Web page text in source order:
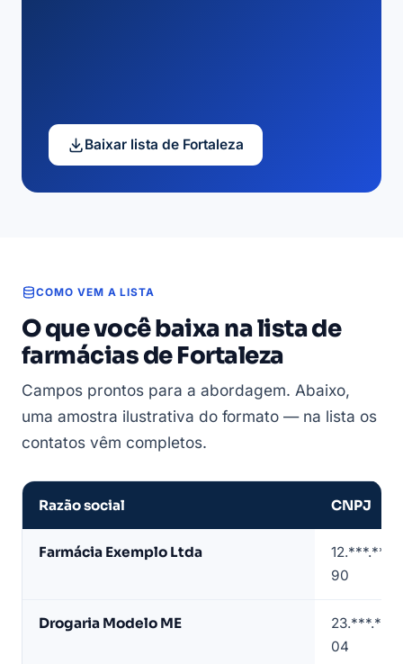
Baixar lista de Fortaleza
COMO VEM A LISTA
O que você baixa na lista de
farmácias de Fortaleza
Campos prontos para a abordagem. Abaixo,
uma amostra ilustrativa do formato — na lista os
contatos vêm completos.
farmácias
Razão social CNPJ
Farmácia Exemplo Ltda
12.***.***/
90
Drogaria Modelo ME
04